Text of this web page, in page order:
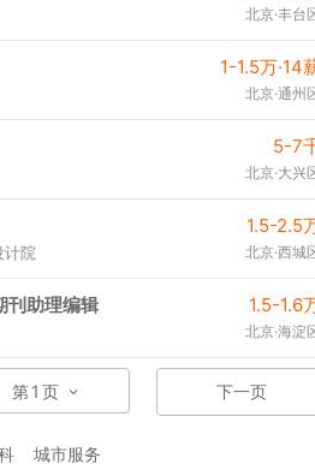
北京·丰台
1-1.5万·14
北京·通州
5-7
北京·大兴
1.5-2.5
计院 北京·西城
刊助理编辑 1.5-1.6
北京·海淀
第1 页 下一页
城市服务